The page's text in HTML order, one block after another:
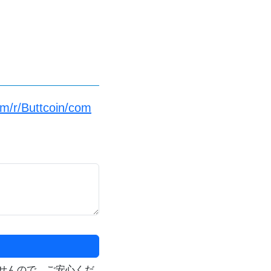
r/Buttcoin/com